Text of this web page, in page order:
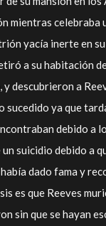
mientras celebraba
yacía inerte en
a su habitación
descubrieron a
ya que
debido a
suicidio debido a
dado fama y
es que Reeves
sin que se hayan